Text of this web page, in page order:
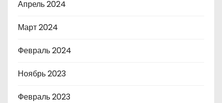
Апрель 2024
Март 2024
Февраль 2024
Ноябрь 2023
Февраль 2023